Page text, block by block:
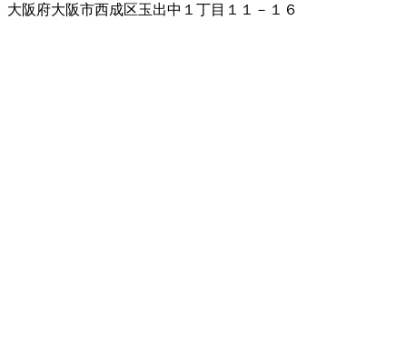
大阪府大阪市西成区玉出中１丁目１１－１６